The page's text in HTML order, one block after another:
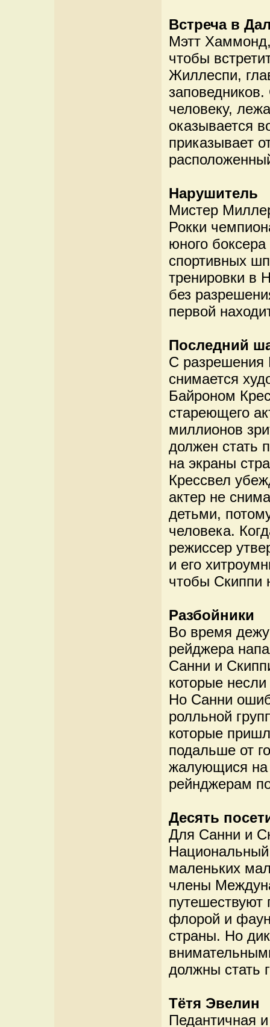
Встреча в
Мэтт
чтобы
Жиллеспи,
человеку,
оказывается
приказывает
Нарушитель
Мистер
Рокки
юного
спортивных
тренировки в
без
первой
Последний
С разрешения
снимается
Байроном
стареющего
миллионов
должен стать
на экраны
Крессвел
актер не
детьми,
человека.
режиссер
и его
чтобы Скиппи
Разбойники
Во время
рейджера
Санни и
которые
Но Санни
ролльной
которые
подальше от
жалующися
рейнджерам
Десять
Для Санни и
маленьких
члены
путешествуют
флорой и
страны. Но
должны стать
Тётя Эвелин
Педантичная